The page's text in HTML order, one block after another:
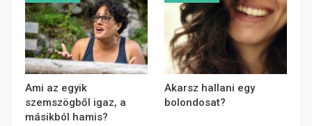
Ami az egyik
szemszögből igaz, a
másikból hamis?
Akarsz hallani egy
bolondosat?